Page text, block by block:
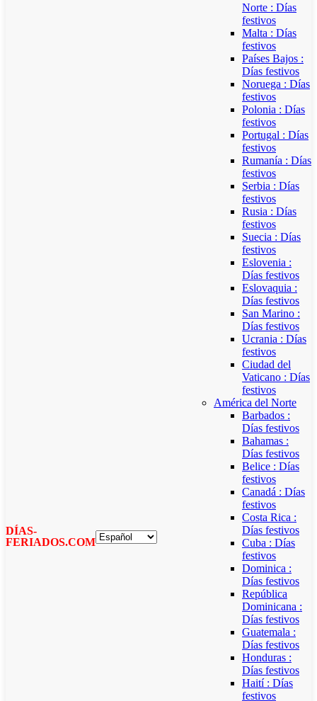
DÍAS-
FERIADOS.COM
Norte : Días
festivos
Malta : Días
festivos
Países Bajos :
Días festivos
Noruega : Días
festivos
Polonia : Días
festivos
Portugal : Días
festivos
Rumanía : Días
festivos
Serbia : Días
festivos
Rusia : Días
festivos
Suecia : Días
festivos
Eslovenia :
Días festivos
Eslovaquia :
Días festivos
San Marino :
Días festivos
Ucrania : Días
festivos
Ciudad del
Vaticano : Días
festivos
América del Norte
Barbados :
Días festivos
Bahamas :
Días festivos
Belice : Días
festivos
Canadá : Días
festivos
Costa Rica :
Días festivos
Cuba : Días
festivos
Dominica :
Días festivos
República
Dominicana :
Días festivos
Guatemala :
Días festivos
Honduras :
Días festivos
Haití : Días
festivos